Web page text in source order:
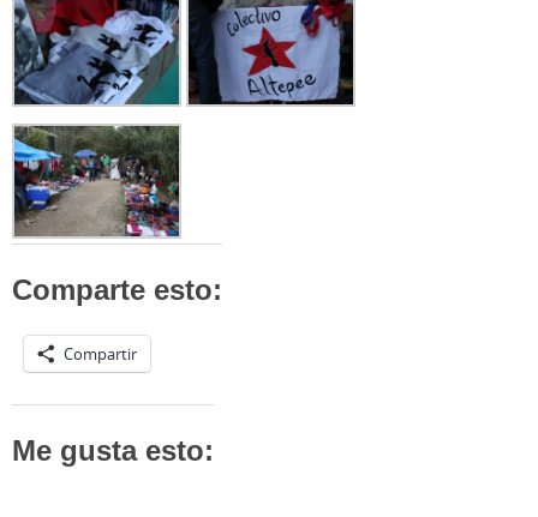
Comparte esto:
Compartir
Me gusta esto: